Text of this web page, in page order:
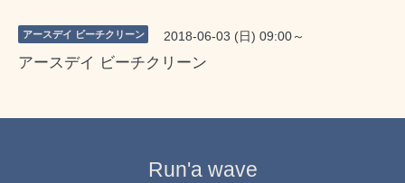
アースデイ ビーチクリーン 2018-06-03 (日) 09:00～
アースデイ ビーチクリーン
Run'a wave